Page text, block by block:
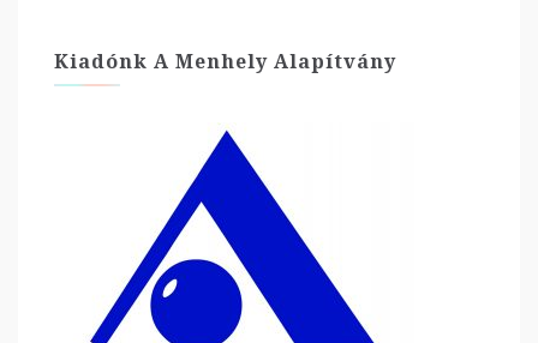
Kiadónk A Menhely Alapítvány